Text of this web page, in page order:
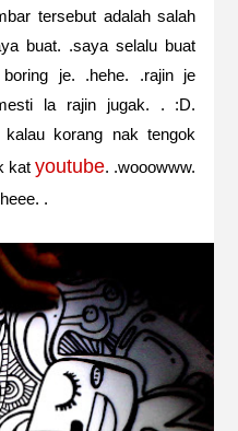
tersebut adalah salah
buat. .saya selalu buat
je. .hehe. .rajin je
la rajin jugak. . :D.
korang nak tengok
katyoutube. .wooowww.
.